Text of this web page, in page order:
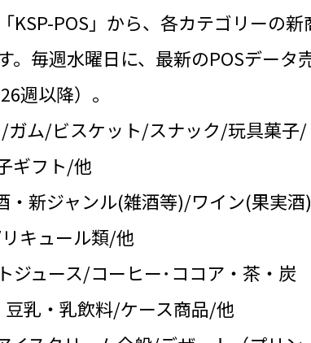
KSP-POS」から、各カテゴリーの新
。毎週水曜日に、最新のPOSデータ
週以降）。
ム/ビスケット/スナック/玩具菓子/
ギフト/他
新ジャンル(雑酒等)/ワイン(果実
キュール類/他
ュース/コーヒー･ココア・茶・炭
乳・乳飲料/ケース商品/他